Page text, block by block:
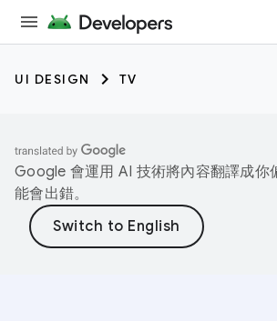
UI DESIGN TV
Google 會運用 AI 技術將內容翻譯成你
能會出錯。